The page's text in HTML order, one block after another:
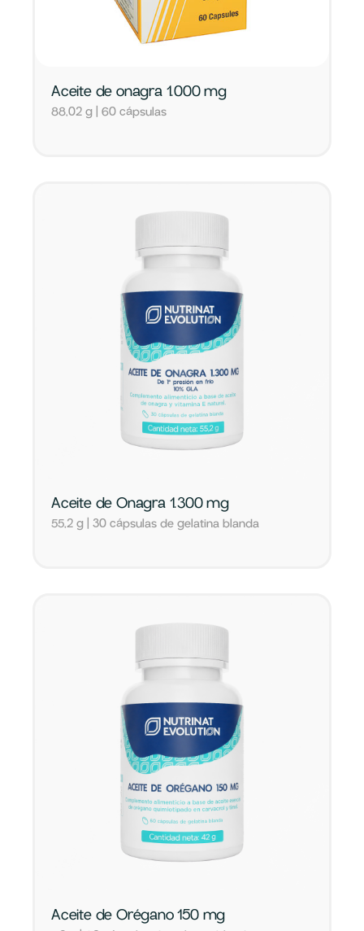
Aceite de onagra 1.000 mg
88,02 g | 60 cápsulas
Aceite de Onagra 1.300 mg
55,2 g | 30 cápsulas de gelatina blanda
Aceite de Orégano 150 mg